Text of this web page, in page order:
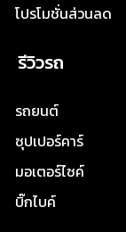
โปรโมชั่นส่วนลด
รีวิวรถ
รถยนต์
ซุปเปอร์คาร์
มอเตอร์ไซค์
บิ๊กไบค์